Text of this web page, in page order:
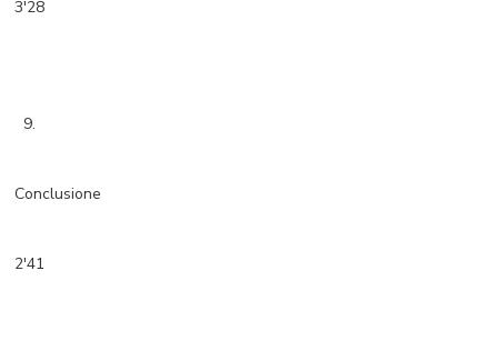
3'28
9.
Conclusione
2'41